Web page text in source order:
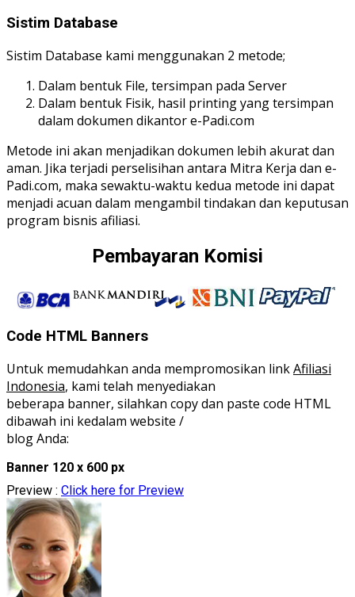
Sistim Database
Sistim Database kami menggunakan 2 metode;
Dalam bentuk File, tersimpan pada Server
Dalam bentuk Fisik, hasil printing yang tersimpan
dalam dokumen dikantor e-Padi.com
Metode ini akan menjadikan dokumen lebih akurat dan
aman. Jika terjadi perselisihan antara Mitra Kerja dan e-
Padi.com, maka sewaktu-waktu kedua metode ini dapat
menjadi acuan dalam mengambil tindakan dan keputusan
program bisnis afiliasi.
Pembayaran Komisi
Code HTML Banners
Untuk memudahkan anda mempromosikan linkAfiliasi
Indonesia, kami telah menyediakan
beberapa banner, silahkan copy dan paste code HTML
dibawah ini kedalam website /
blog Anda:
Banner 120 x 600 px
Preview : Click here for Preview